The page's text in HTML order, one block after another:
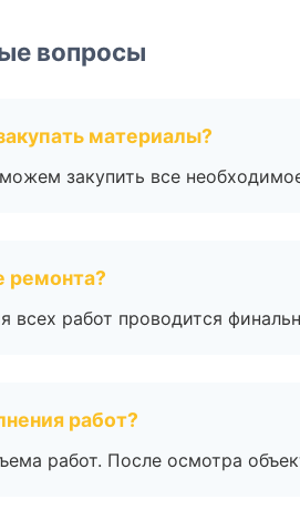
вопросы
материалы?
закупить все
ремонта?
всех работ проводится
работ?
работ. После осмотра